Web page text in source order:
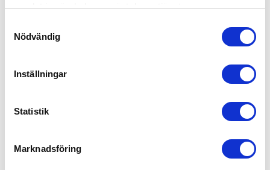
samlat in när du har använt deras tjänster.
Nödvändig
Inställningar
Statistik
Marknadsföring
Tjänster
Reservdelar